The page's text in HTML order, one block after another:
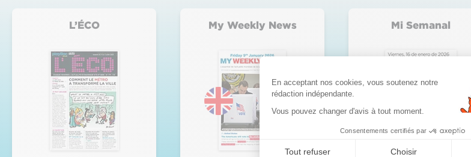
Plateforme de Gestion du
En acceptant nos cookies, vous soutenez notre
rédaction indépendante.
Vous pouvez changer d'avis à tout moment.
Consentements certifiés par
Tout refuser Choisir
Axeptio consent
L’ÉCO My Weekly News Mi Semanal